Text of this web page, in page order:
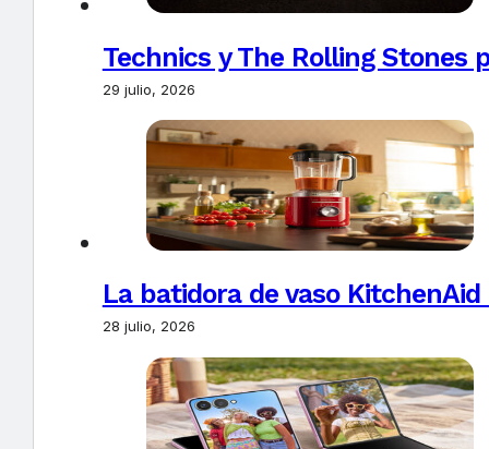
Technics y The Rolling Stones
29 julio, 2026
La batidora de vaso
28 julio, 2026